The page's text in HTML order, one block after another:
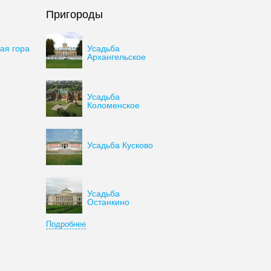
гора
Пригороды
Усадьба
Архангельское
Усадьба
Коломенское
Усадьба Кусково
Усадьба
Останкино
Подробнее